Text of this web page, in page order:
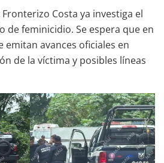
Costa ya investiga el
de feminicidio. Se espera que en
emitan avances oficiales en
de la víctima y posibles líneas